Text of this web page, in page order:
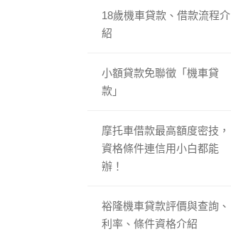
18歲機車貸款、借款流程介
紹
小額貸款免聯徵「機車貸
款」
摩托車借款最高額度密技，
資格條件連信用小白都能
辦！
裕隆機車貸款評價與查詢、
利率、條件資格介紹